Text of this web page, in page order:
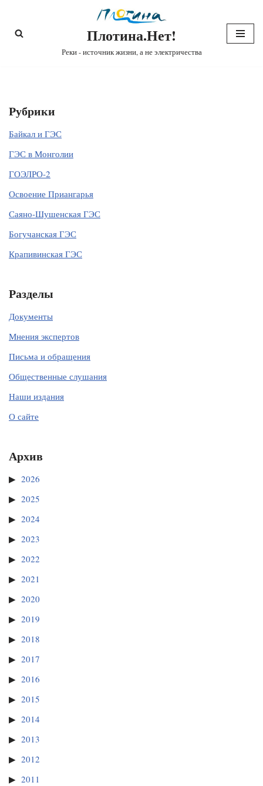
Перейти
Плотина.Нет!
Реки - источник жизни, а не электричества
Рубрики
Байкал и ГЭС
ГЭС в Монголии
ГОЭЛРО-2
Освоение Приангарья
Саяно-Шушенская ГЭС
Богучанская ГЭС
Крапивинская ГЭС
Разделы
Документы
Мнения экспертов
Письма и обращения
Общественные слушания
Наши издания
О сайте
Архив
2026
2025
2024
2023
2022
2021
2020
2019
2018
2017
2016
2015
2014
2013
2012
2011